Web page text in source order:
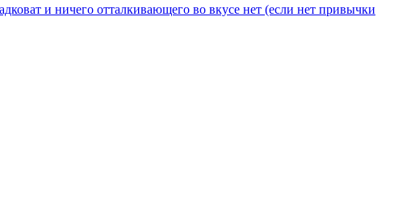
и ничего отталкивающего во вкусе нет (если нет привычки